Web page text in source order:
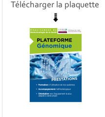
Télécharger la plaquette